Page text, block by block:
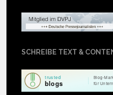
SCHREIBE TEXT &